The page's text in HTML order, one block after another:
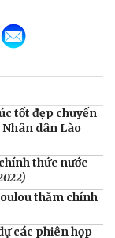
tốt đẹp chuyến
dân Lào
thức nước
thăm chính
các phiên họp